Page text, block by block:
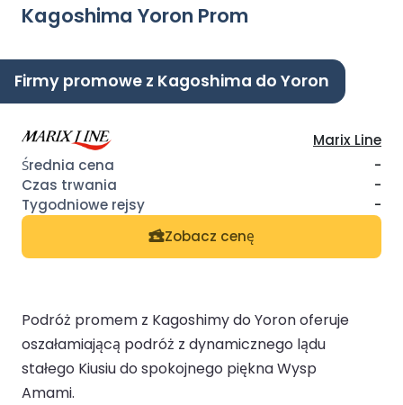
Kagoshima Yoron Prom
Firmy promowe z Kagoshima do Yoron
Marix Line
-
-
-
Zobacz cenę
Podróż promem z Kagoshimy do Yoron oferuje
oszałamiającą podróż z dynamicznego lądu
stałego Kiusiu do spokojnego piękna Wysp
Amami.